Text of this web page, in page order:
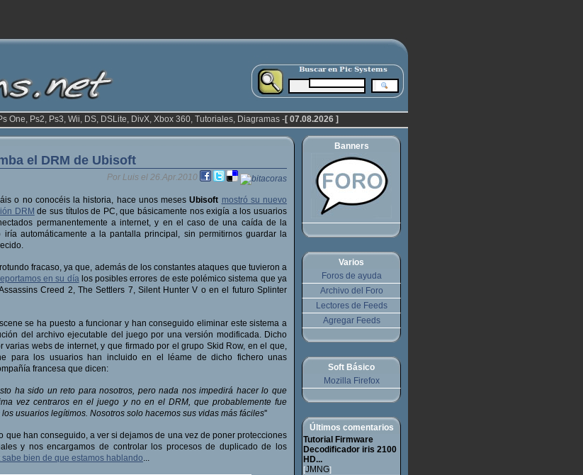
One, Ps2, Ps3, Wii, DS, DSLite, DivX, Xbox 360, Tutoriales, Diagramas -[ 07.08.2026 ]
el DRM de Ubisoft
Por Luis el 26.Apr.2010
o no conocéis la historia, hace unos mesesUbisoft mostró su nuevo
DRM de sus títulos de PC, que básicamente nos exigía a los usuarios
permanentemente a internet, y en el caso de una caída de la
iría automáticamente a la pantalla principal, sin permitirnos guardar la
fracaso, ya que, además de los constantes ataques que tuvieron a
en su díalos posibles errores de este polémico sistema que ya
Creed 2, The Settlers 7, Silent Hunter V o en el futuro Splinter
se ha puesto a funcionar y han conseguido eliminar este sistema a
del archivo ejecutable del juego por una versión modificada. Dicho
varias webs de internet, y que firmado por el grupo Skid Row, en el que,
para los usuarios han incluido en el léame de dicho fichero unas
francesa que dicen:
ha sido un reto para nosotros, pero nada nos impedirá hacer lo que
vez centraros en el juego y no en el DRM, que probablemente fue
usuarios legítimos. Nosotros solo hacemos sus vidas más fáciles''
que han conseguido, a ver si dejamos de una vez de poner protecciones
y nos encargamos de controlar los procesos de duplicado de los
sabe bien de que estamos hablando...
Banners
Varios
Foros de ayuda
Archivo del Foro
Lectores de Feeds
Agregar Feeds
Soft Básico
Mozilla Firefox
Últimos comentarios
Tutorial Firmware
Decodificador iris 2100
HD...
[JMNG]